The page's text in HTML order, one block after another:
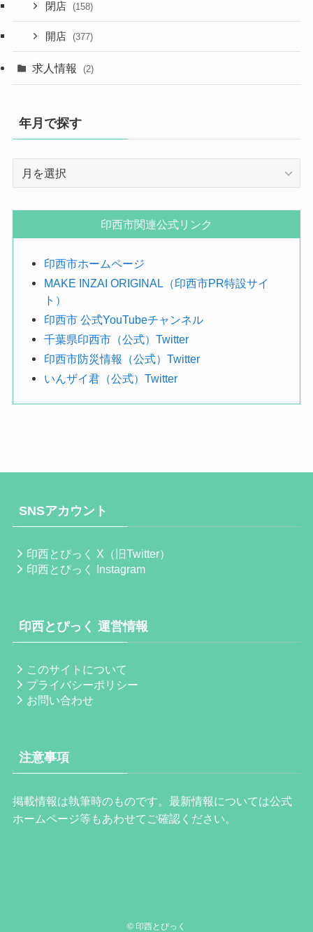
閉店 (158)
開店 (377)
求人情報 (2)
年月で探す
す
印西市関連公式リンク
印西市ホームページ
MAKE INZAI ORIGINAL（印西市PR特設サイ
ト）
印西市 公式YouTubeチャンネル
千葉県印西市（公式）Twitter
印西市防災情報（公式）Twitter
いんザイ君（公式）Twitter
SNSアカウント
印西とぴっく X（旧Twitter）
印西とぴっく Instagram
印西とぴっく 運営情報
このサイトについて
プライバシーポリシー
お問い合わせ
注意事項
掲載情報は執筆時のものです。最新情報については公式
ホームページ等もあわせてご確認ください。
© 印西とぴっく